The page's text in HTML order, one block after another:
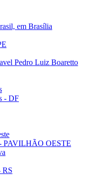
em Brasília
Pedro Luiz Boaretto
- DF
PAVILHÃO OESTE
RS